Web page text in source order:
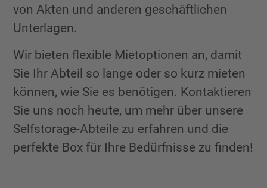
von Akten und anderen geschäftlichen
Unterlagen.
Wir bieten flexible Mietoptionen an, damit
Sie Ihr Abteil so lange oder so kurz mieten
können, wie Sie es benötigen. Kontaktieren
Sie uns noch heute, um mehr über unsere
Selfstorage-Abteile zu erfahren und die
perfekte Box für Ihre Bedürfnisse zu finden!